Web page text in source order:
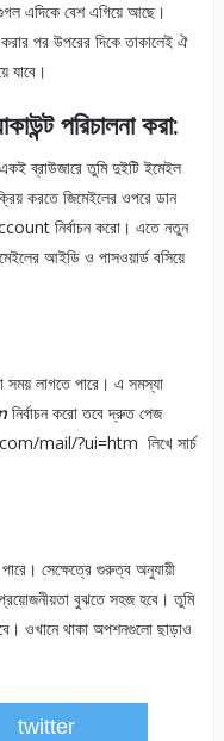
এদিকে বেশ এগিয়ে আছে।
পর উপরের দিকে তাকালেই ঐ
যাবে।
পরিচালনা করা:
ব্রাউজারে তুমি দুইটি ইমেইল
করতে জিমেইলের ওপরে ডান
নির্বাচন করো। এতে নতুন
আইডি ও পাসওয়ার্ড বসিয়ে
সময় লাগতে পারে। এ সমস্যা
নির্বাচন করো তবে দ্রুত পেজ
mail/?ui=htm লিখে সার্চ
সেক্ষেত্রে গুরুত্ব অনুযায়ী
বুঝতে সহজ হবে। তুমি
ওখানে থাকা অপশনগুলো ছাড়াও
twitter